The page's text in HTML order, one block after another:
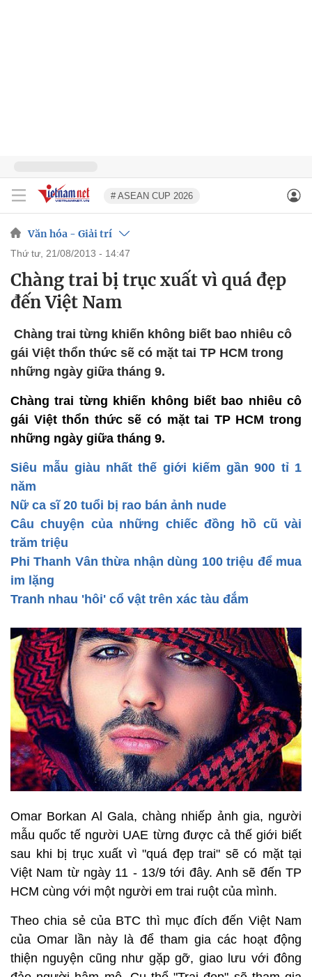
# ASEAN CUP 2026
Văn hóa - Giải trí
thứ tư, 21/08/2013 - 14:47
Chàng trai bị trục xuất vì quá đẹp
đến Việt Nam
Chàng trai từng khiến không biết bao nhiêu cô
gái Việt thổn thức sẽ có mặt tai TP HCM trong
những ngày giữa tháng 9.
Chàng trai từng khiến không biết bao nhiêu cô
gái Việt thổn thức sẽ có mặt tai TP HCM trong
những ngày giữa tháng 9.
Siêu mẫu giàu nhất thế giới kiếm gần 900 tỉ 1
năm
Nữ ca sĩ 20 tuổi bị rao bán ảnh nude
Câu chuyện của những chiếc đồng hồ cũ vài
trăm triệu
Phi Thanh Vân thừa nhận dùng 100 triệu để mua
im lặng
Tranh nhau 'hôi' cổ vật trên xác tàu đắm
Omar Borkan Al Gala, chàng nhiếp ảnh gia, người
mẫu quốc tế người UAE từng được cả thế giới biết
sau khi bị trục xuất vì "quá đẹp trai" sẽ có mặt tại
Việt Nam từ ngày 11 - 13/9 tới đây. Anh sẽ đến TP
HCM cùng với một người em trai ruột của mình.
Theo chia sẻ của BTC thì mục đích đến Việt Nam
của Omar lần này là để tham gia các hoạt động
thiện nguyện cũng như gặp gỡ, giao lưu với đông